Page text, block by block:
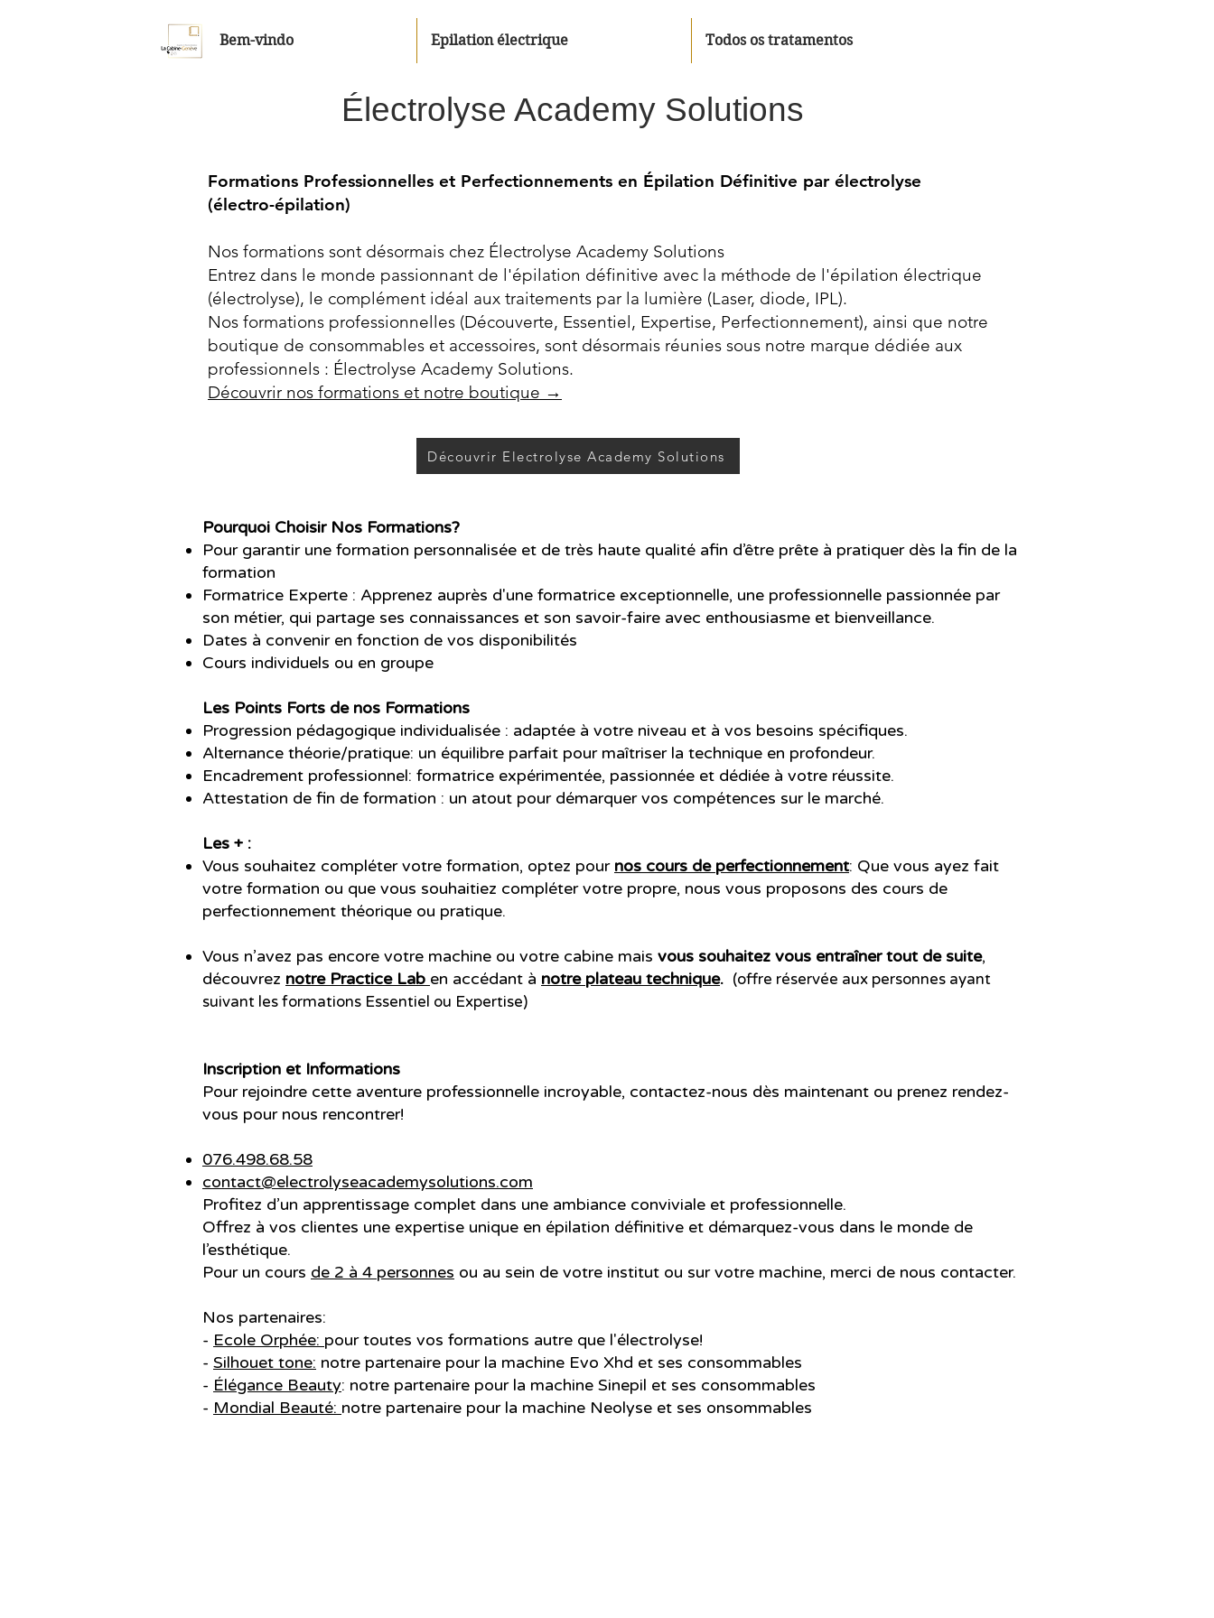
Bem-vindo Epilation électrique Todos os tratamentos
Électrolyse Academy Solutions
Formations Professionnelles et Perfectionnements en Épilation Définitive par électrolyse
(électro-épilation)
Nos formations sont désormais chez Électrolyse Academy Solutions
Entrez dans le monde passionnant de l'épilation définitive avec la méthode de l'épilation électrique
(électrolyse), le complément idéal aux traitements par la lumière (Laser, diode, IPL).
Nos formations professionnelles (Découverte, Essentiel, Expertise, Perfectionnement), ainsi que notre
boutique de consommables et accessoires, sont désormais réunies sous notre marque dédiée aux
professionnels : Électrolyse Academy Solutions.
Découvrir nos formations et notre boutique →
Découvrir Electrolyse Academy Solutions
Pourquoi Choisir Nos Formations?
Pour garantir une formation personnalisée et de très haute qualité afin d’être prête à pratiquer dès la fin de la
formation
Formatrice Experte : Apprenez auprès d'une formatrice exceptionnelle, une professionnelle passionnée par
son métier, qui partage ses connaissances et son savoir-faire avec enthousiasme et bienveillance.
Dates à convenir en fonction de vos disponibilités
Cours individuels ou en groupe
Les Points Forts de nos Formations
Progression pédagogique individualisée : adaptée à votre niveau et à vos besoins spécifiques.
Alternance théorie/pratique: un équilibre parfait pour maîtriser la technique en profondeur.
Encadrement professionnel: formatrice expérimentée, passionnée et dédiée à votre réussite.
Attestation de fin de formation : un atout pour démarquer vos compétences sur le marché.
Les + :
Vous souhaitez compléter votre formation, optez pour nos cours de perfectionnement: Que vous ayez fait
votre formation ou que vous souhaitiez compléter votre propre, nous vous proposons des cours de
perfectionnement théorique ou pratique.
Vous n’avez pas encore votre machine ou votre cabine mais vous souhaitez vous entraîner tout de suite,
découvrez notre Practice Lab en accédant à notre plateau technique. (offre réservée aux personnes ayant
suivant les formations Essentiel ou Expertise)
Inscription et Informations
Pour rejoindre cette aventure professionnelle incroyable, contactez-nous dès maintenant ou prenez rendez-
vous pour nous rencontrer!
076.498.68.58
contact@electrolyseacademysolutions.com​
Profitez d’un apprentissage complet dans une ambiance conviviale et professionnelle.
Offrez à vos clientes une expertise unique en épilation définitive et démarquez-vous dans le monde de
l’esthétique.
Pour un cours de 2 à 4 personnes ou au sein de votre institut ou sur votre machine, merci de nous contacter.
Nos partenaires:
- Ecole Orphée: pour toutes vos formations autre que l'électrolyse!
- Silhouet tone: notre partenaire pour la machine Evo Xhd et ses consommables
- Élégance Beauty: notre partenaire pour la machine Sinepil et ses consommables
- Mondial Beauté: notre partenaire pour la machine Neolyse et ses onsommables